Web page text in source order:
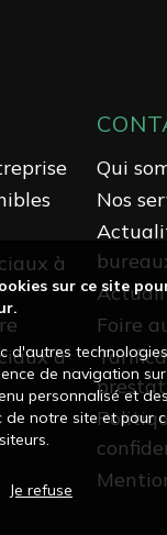
à
à
Qui
Nos
Foire
sur ce site
d'autres
de navigation
personnalisé et
notre site et pour
Je refuse